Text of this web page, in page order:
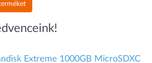
Extreme 1000GB MicroSDXC